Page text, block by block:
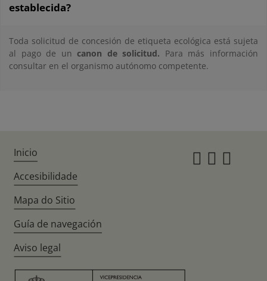
establecida?
Toda solicitud de concesión de etiqueta ecológica está sujeta
al pago de uncanon de solicitud. Para más información
consultar en el organismo autónomo competente.
Inicio
Accesibilidade
Mapa do Sitio
Guía de navegación
Aviso legal